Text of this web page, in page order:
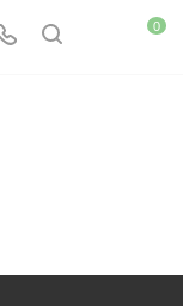
0